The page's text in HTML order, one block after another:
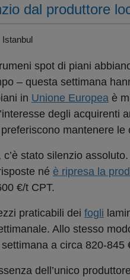
dal produttore
Istanbul
spot di piani
– questa settimana
in Unione Europea è
degli acquirenti
mantenere le
stato silenzio
né è ripresa la
€/t CPT.
praticabili dei fogli
Allo stesso
a circa 820-845
dell’unico